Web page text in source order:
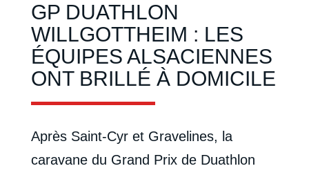
GP DUATHLON
WILLGOTTHEIM : LES
ÉQUIPES ALSACIENNES
ONT BRILLÉ À DOMICILE
Après Saint-Cyr et Gravelines, la
caravane du Grand Prix de Duathlon